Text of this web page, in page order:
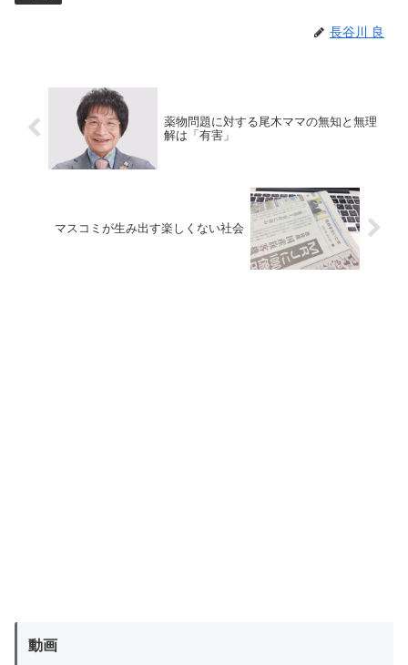
長谷川 良
薬物問題に対する尾木ママの無知と無理
解は「有害」
マスコミが生み出す楽しくない社会
動画